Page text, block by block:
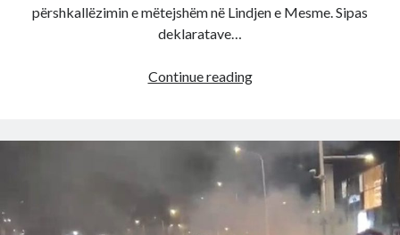
përshkallëzimin e mëtejshëm në Lindjen e Mesme. Sipas
deklaratave…
Continue readingE
e
SHBA-
dhe